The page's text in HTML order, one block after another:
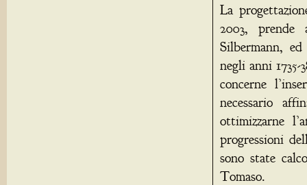
La
2003, prende
Silbermann,
negli anni
concerne
necessario
ottimizzarne
progressioni
sono state
Tomaso.